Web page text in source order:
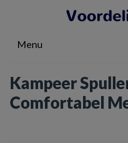
Menu
Kampeer
Comfortabel